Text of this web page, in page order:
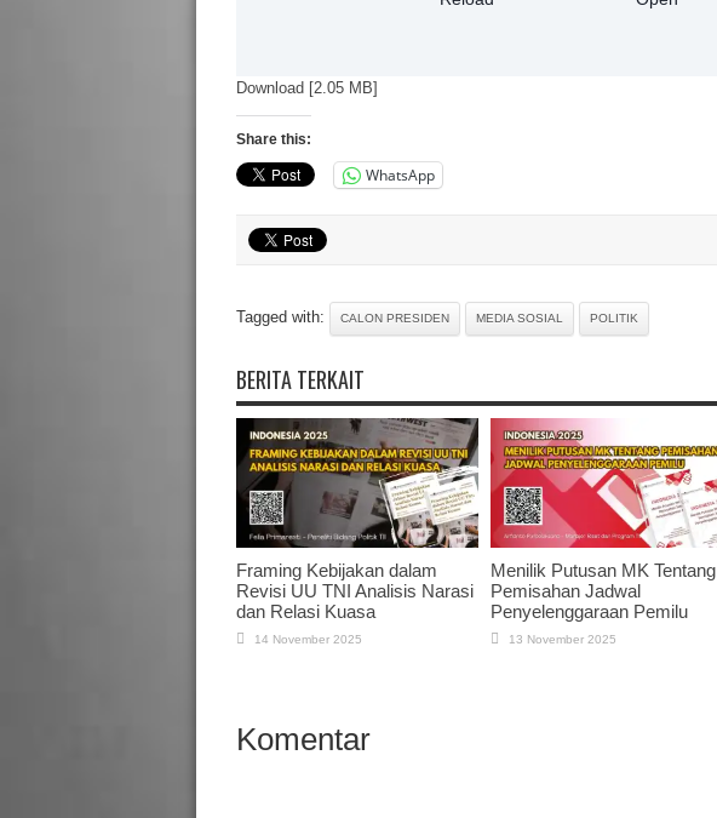
Download [2.05 MB]
Share this:
WhatsApp
Tagged with: CALON PRESIDEN MEDIA SOSIAL POLITIK
BERITA TERKAIT
Framing Kebijakan dalam
Revisi UU TNI Analisis Narasi
dan Relasi Kuasa
14 November 2025
Menilik Putusan MK Tentang
Pemisahan Jadwal
Penyelenggaraan Pemilu
13 November 2025
Komentar